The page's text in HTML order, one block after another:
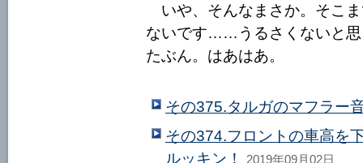
いや、そんなまさか。そこ
ないです……うるさくないと
たぶん。はあはあ。
その375.タルガのマフラー
その374.フロントの車高を
ルッキン！
2019年09月02日